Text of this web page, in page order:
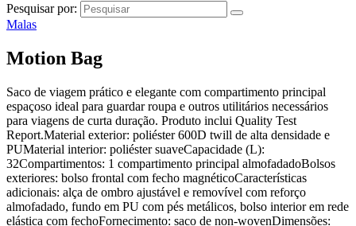
Pesquisar por:
Malas
Motion Bag
Saco de viagem prático e elegante com compartimento principal
espaçoso ideal para guardar roupa e outros utilitários necessários
para viagens de curta duração. Produto inclui Quality Test
Report.Material exterior: poliéster 600D twill de alta densidade e
PUMaterial interior: poliéster suaveCapacidade (L):
32Compartimentos: 1 compartimento principal almofadadoBolsos
exteriores: bolso frontal com fecho magnéticoCaracterísticas
adicionais: alça de ombro ajustável e removível com reforço
almofadado, fundo em PU com pés metálicos, bolso interior em rede
elástica com fechoFornecimento: saco de non-wovenDimensões: